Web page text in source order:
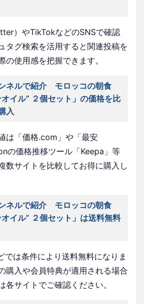
）やTikTokなどのSNSで確認
タグ検索を活用すると関連投稿を
の使用感を把握できます。
ンネルで紹介 モロッコの朝食
イル” ２個セット」の価格を比
入
は「価格.com」や「最安
の価格推移ツール「Keepa」等
数サイトを比較してお得に購入し
ンネルで紹介 モロッコの朝食
イル” ２個セット」は送料無料
では条件により送料無料になりま
購入や会員特典が適用される場合
各サイトでご確認ください。